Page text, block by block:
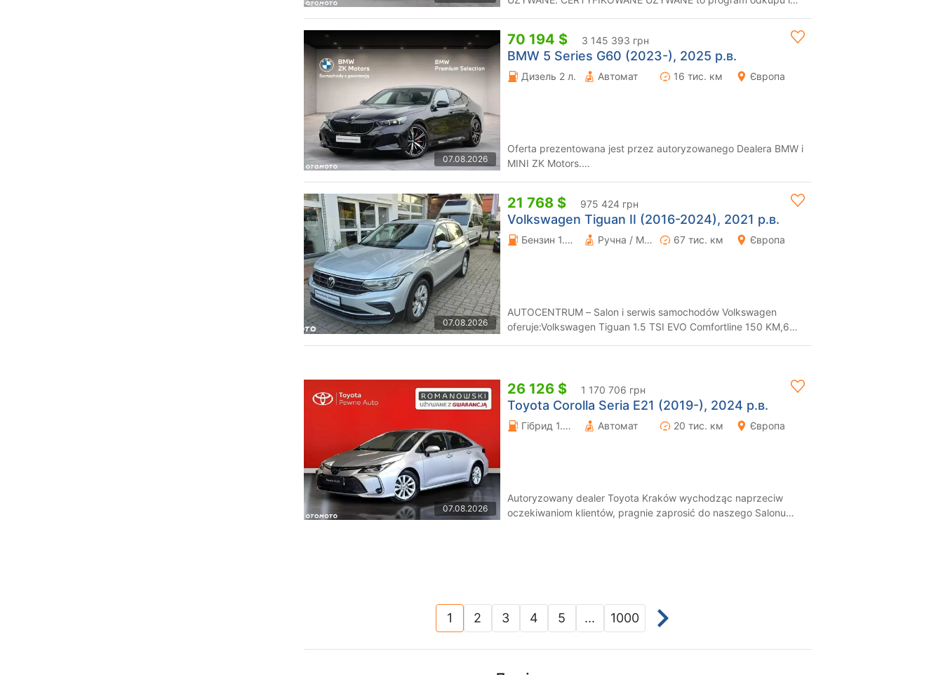
07.08.2026
70 194 $ 3 145 393 грн
BMW 5 Series G60 (2023-), 2025 р.в.
Дизель 2 л. Автомат 16 тис. км Європа
Oferta prezentowana jest przez autoryzowanego Dealera BMW i
MINI ZK Motors.
07.08.2026
21 768 $ 975 424 грн
Volkswagen Tiguan II (2016-2024), 2021 р.в.
Бензин 1.5 л. Ручна / Механіка 67 тис. км Європа
AUTOCENTRUM – Salon i serwis samochodów Volkswagen
oferuje:Volkswagen Tiguan 1.5 TSI EVO Comfortline 150 KM,6
07.08.2026
26 126 $ 1 170 706 грн
Toyota Corolla Seria E21 (2019-), 2024 р.в.
Гібрид 1.8 л. Автомат 20 тис. км Європа
Autoryzowany dealer Toyota Kraków wychodząc naprzeciw
oczekiwaniom klientów, pragnie zaprosić do naszego Salonu
1(current)
2 3 4 5 ... 1000